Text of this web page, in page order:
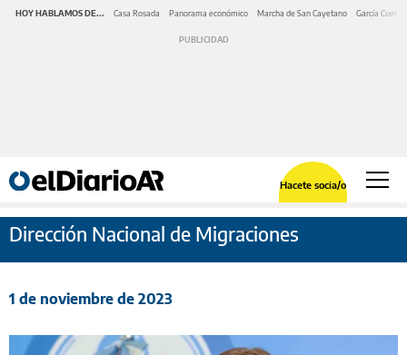
HOY HABLAMOS DE... Casa Rosada Panorama económico Marcha de San Cayetano García Cuerva
Hacete socia/o
Dirección Nacional de Migraciones
1 de noviembre de 2023